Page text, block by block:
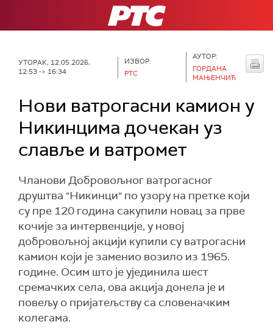
РТС
УТОРАК, 12.05.2026,
12:53 -> 16:34
ИЗВОР:
РТС
АУТОР:
ГОРДАНА
МАЊЕНЧИЋ
Нови ватрогасни камион у
Никинцима дочекан уз
славље и ватромет
Чланови Добровољног ватрогасног
друштва "Никинци" по узору на претке који
су пре 120 година сакупили новац за прве
кочије за интервенције, у новој
добровољној акцији купили су ватрогасни
камион који је заменио возило из 1965.
године. Осим што је ујединила шест
сремачких села, ова акција донела је и
повељу о пријатељству са словеначким
колегама.